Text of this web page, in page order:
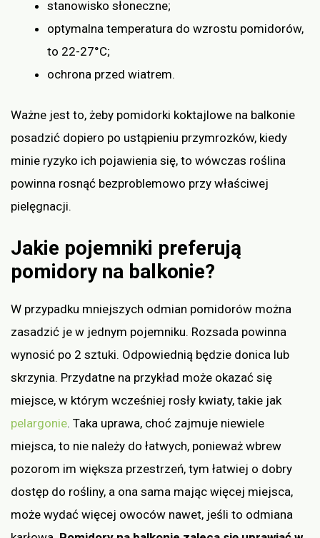
stanowisko słoneczne;
optymalna temperatura do wzrostu pomidorów,
to 22-27°C;
ochrona przed wiatrem.
Ważne jest to, żeby pomidorki koktajlowe na balkonie
posadzić dopiero po ustąpieniu przymrozków, kiedy
minie ryzyko ich pojawienia się, to wówczas roślina
powinna rosnąć bezproblemowo przy właściwej
pielęgnacji.
Jakie pojemniki preferują
pomidory na balkonie?
W przypadku mniejszych odmian pomidorów można
zasadzić je w jednym pojemniku. Rozsada powinna
wynosić po 2 sztuki. Odpowiednią będzie donica lub
skrzynia. Przydatne na przykład może okazać się
miejsce, w którym wcześniej rosły kwiaty, takie jak
pelargonie. Taka uprawa, choć zajmuje niewiele
miejsca, to nie należy do łatwych, ponieważ wbrew
pozorom im większa przestrzeń, tym łatwiej o dobry
dostęp do rośliny, a ona sama mając więcej miejsca,
może wydać więcej owoców nawet, jeśli to odmiana